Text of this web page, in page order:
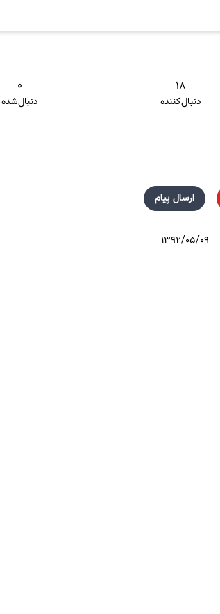
۱۸
دنبال‌کننده
۰
دنبال‌شده
ارسال پیام
۱۳۹۲/۰۵/۰۹